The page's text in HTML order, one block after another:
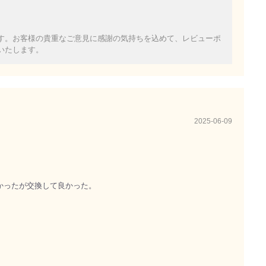
お客様の貴重なご意見に感謝の気持ちを込めて、レビューポ
します。
2025-06-09
たが交換して良かった。